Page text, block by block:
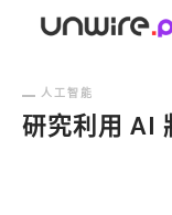
人工智能
研究利用 AI